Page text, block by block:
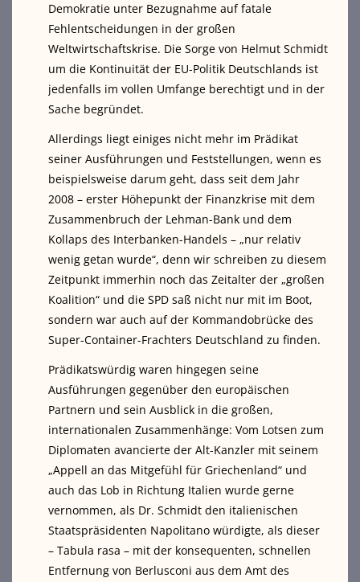
Demokratie unter Bezugnahme auf fatale
Fehlentscheidungen in der großen
Weltwirtschaftskrise. Die Sorge von Helmut Schmidt
um die Kontinuität der EU-Politik Deutschlands ist
jedenfalls im vollen Umfange berechtigt und in der
Sache begründet.
Allerdings liegt einiges nicht mehr im Prädikat
seiner Ausführungen und Feststellungen, wenn es
beispielsweise darum geht, dass seit dem Jahr
2008 – erster Höhepunkt der Finanzkrise mit dem
Zusammenbruch der Lehman-Bank und dem
Kollaps des Interbanken-Handels – „nur relativ
wenig getan wurde“, denn wir schreiben zu diesem
Zeitpunkt immerhin noch das Zeitalter der „großen
Koalition“ und die SPD saß nicht nur mit im Boot,
sondern war auch auf der Kommandobrücke des
Super-Container-Frachters Deutschland zu finden.
Prädikatswürdig waren hingegen seine
Ausführungen gegenüber den europäischen
Partnern und sein Ausblick in die großen,
internationalen Zusammenhänge: Vom Lotsen zum
Diplomaten avancierte der Alt-Kanzler mit seinem
„Appell an das Mitgefühl für Griechenland“ und
auch das Lob in Richtung Italien wurde gerne
vernommen, als Dr. Schmidt den italienischen
Staatspräsidenten Napolitano würdigte, als dieser
– Tabula rasa – mit der konsequenten, schnellen
Entfernung von Berlusconi aus dem Amt des